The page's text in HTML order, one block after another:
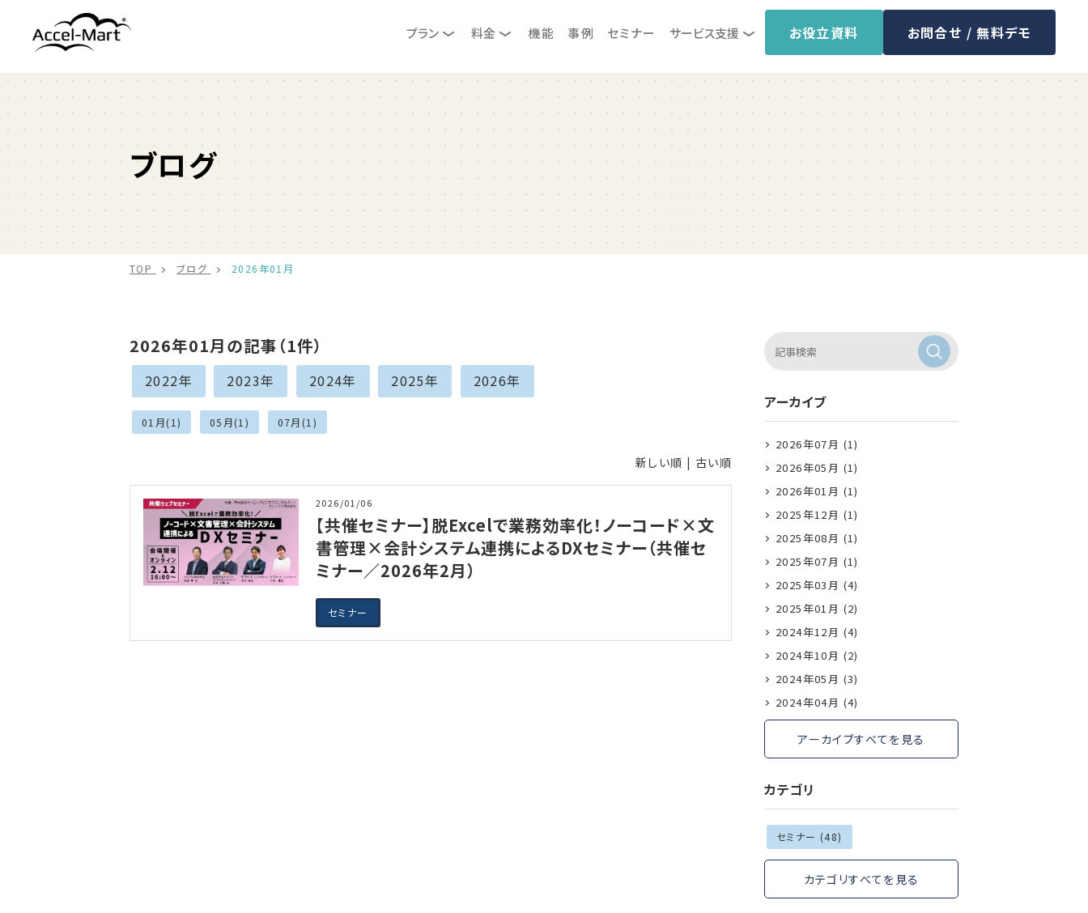
プラン 料金 機能 事例 セミナー サービス支援 お役立資料 お問合せ / 無料デモ
ブログ
TOP ブログ 2026年01月
2026年01月の記事（1件）
2022年 2023年 2024年 2025年 2026年
01月(1) 05月(1) 07月(1)
新しい順 | 古い順
2026/01/06
【共催セミナー】脱Excelで業務効率化！ノーコード×文
書管理×会計システム連携によるDXセミナー（共催セ
ミナー／2026年2月）
セミナー
アーカイブ
2026年07月 (1)
2026年05月 (1)
2026年01月 (1)
2025年12月 (1)
2025年08月 (1)
2025年07月 (1)
2025年03月 (4)
2025年01月 (2)
2024年12月 (4)
2024年10月 (2)
2024年05月 (3)
2024年04月 (4)
アーカイブすべてを見る
カテゴリ
セミナー (48)
カテゴリすべてを見る